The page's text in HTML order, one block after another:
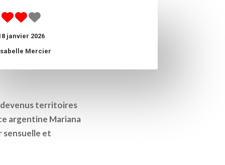
janvier 2026
Mercier
devenus territoires
argentine Mariana
sensuelle et